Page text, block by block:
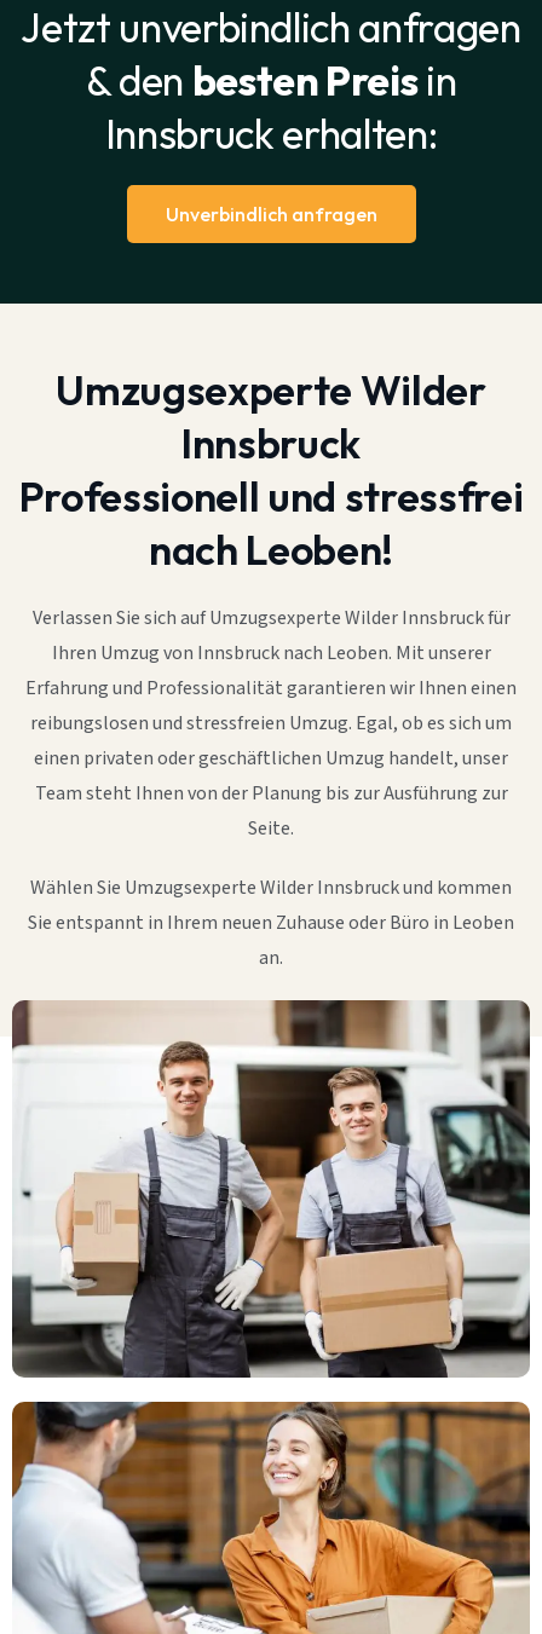
Jetzt unverbindlich anfragen
& den besten Preisin
Innsbruck erhalten:
Unverbindlich anfragen
Umzugsexperte Wilder
Innsbruck
Professionell und stressfrei
nach Leoben!
Verlassen Sie sich auf Umzugsexperte Wilder Innsbruck für
Ihren Umzug von Innsbruck nach Leoben. Mit unserer
Erfahrung und Professionalität garantieren wir Ihnen einen
reibungslosen und stressfreien Umzug. Egal, ob es sich um
einen privaten oder geschäftlichen Umzug handelt, unser
Team steht Ihnen von der Planung bis zur Ausführung zur
Seite.
Wählen Sie Umzugsexperte Wilder Innsbruck und kommen
Sie entspannt in Ihrem neuen Zuhause oder Büro in Leoben
an.